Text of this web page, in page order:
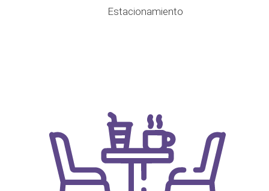
Estacionamiento